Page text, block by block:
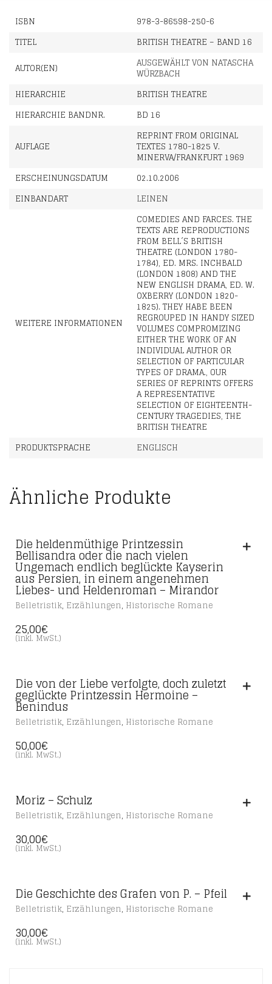
ISBN
978-3-86598-250-6
TITEL
BRITISH THEATRE – BAND 16
AUTOR(EN)
AUSGEWÄHLT VON NATASCHA
WÜRZBACH
HIERARCHIE
BRITISH THEATRE
HIERARCHIE BANDNR.
BD 16
AUFLAGE
REPRINT FROM ORIGINAL
TEXTES 1780-1825 V.
MINERVA/FRANKFURT 1969
ERSCHEINUNGSDATUM
02.10.2006
EINBANDART
LEINEN
WEITERE INFORMATIONEN
COMEDIES AND FARCES. THE
TEXTS ARE REPRODUCTIONS
FROM BELL´S BRITISH
THEATRE (LONDON 1780-
1784), ED. MRS. INCHBALD
(LONDON 1808) AND THE
NEW ENGLISH DRAMA, ED. W.
OXBERRY (LONDON 1820-
1825). THEY HABE BEEN
REGROUPED IN HANDY SIZED
VOLUMES COMPROMIZING
EITHER THE WORK OF AN
INDIVIDUAL AUTHOR OR
SELECTION OF PARTICULAR
TYPES OF DRAMA., OUR
SERIES OF REPRINTS OFFERS
A REPRESENTATIVE
SELECTION OF EIGHTEENTH-
CENTURY TRAGEDIES, THE
BRITISH THEATRE
PRODUKTSPRACHE
ENGLISCH
Ähnliche Produkte
Die heldenmüthige Printzessin
Bellisandra oder die nach vielen
Ungemach endlich beglückte Kayserin
aus Persien, in einem angenehmen
Liebes- und Heldenroman – Mirandor
Belletristik, Erzählungen, Historische Romane
25,00€
(inkl. MwSt.)
Die von der Liebe verfolgte, doch zuletzt
geglückte Printzessin Hermoine –
Benindus
Belletristik, Erzählungen, Historische Romane
50,00€
(inkl. MwSt.)
Moriz – Schulz
Belletristik, Erzählungen, Historische Romane
30,00€
(inkl. MwSt.)
Die Geschichte des Grafen von P. – Pfeil
Belletristik, Erzählungen, Historische Romane
30,00€
(inkl. MwSt.)